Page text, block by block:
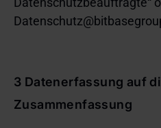
3 Datenerfassung auf
Zusammenfassung